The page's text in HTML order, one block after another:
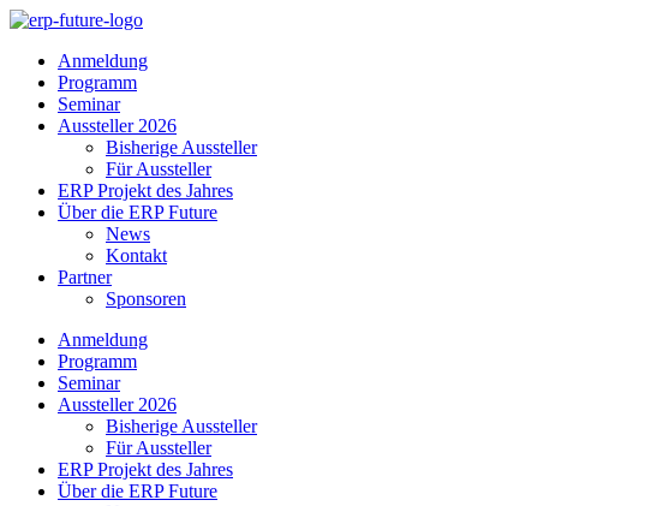
Skip
contentAnmeldung
Programm
Seminar
Aussteller 2026
Bisherige Aussteller
Für Aussteller
ERP Projekt des Jahres
Über die ERP Future
News
Kontakt
Partner
Sponsoren
Anmeldung
Programm
Seminar
Aussteller 2026
Bisherige Aussteller
Für Aussteller
ERP Projekt des Jahres
Über die ERP Future